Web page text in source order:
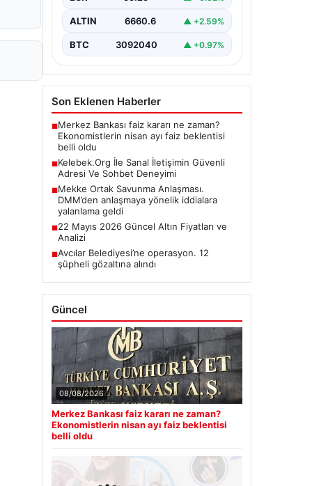
ALTIN 6660.6 ▲ +2.59%
BTC 3092040 ▲ +0.97%
Son Eklenen Haberler
■Merkez Bankası faiz kararı ne zaman?
Ekonomistlerin nisan ayı faiz beklentisi
belli oldu
■Kelebek.Org İle Sanal İletişimin Güvenli
Adresi Ve Sohbet Deneyimi
■Mekke Ortak Savunma Anlaşması.
DMM’den anlaşmaya yönelik iddialara
yalanlama geldi
■22 Mayıs 2026 Güncel Altın Fiyatları ve
Analizi
■Avcılar Belediyesi’ne operasyon. 12
şüpheli gözaltına alındı
Güncel
08/08/2026
Merkez Bankası faiz kararı ne zaman?
Ekonomistlerin nisan ayı faiz beklentisi
belli oldu